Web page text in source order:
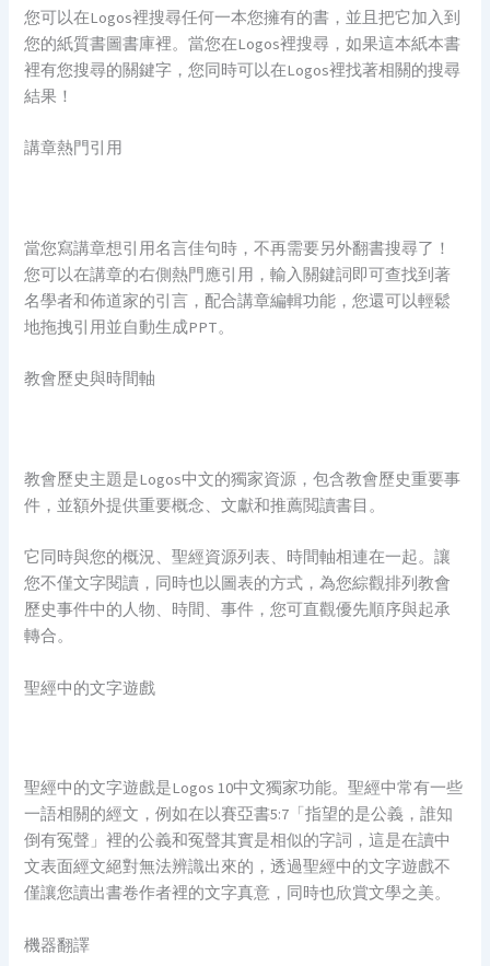
您可以在Logos裡搜尋任何一本您擁有的書，並且把它加入到
您的紙質書圖書庫裡。當您在Logos裡搜尋，如果這本紙本書
裡有您搜尋的關鍵字，您同時可以在Logos裡找著相關的搜尋
結果！
講章熱門引用
當您寫講章想引用名言佳句時，不再需要另外翻書搜尋了！
您可以在講章的右側熱門應引用，輸入關鍵詞即可查找到著
名學者和佈道家的引言，配合講章編輯功能，您還可以輕鬆
地拖拽引用並自動生成PPT。
教會歷史與時間軸
教會歷史主題是Logos中文的獨家資源，包含教會歷史重要事
件，並額外提供重要概念、文獻和推薦閲讀書目。
它同時與您的概況、聖經資源列表、時間軸相連在一起。讓
您不僅文字閱讀，同時也以圖表的方式，為您綜觀排列教會
歷史事件中的人物、時間、事件，您可直觀優先順序與起承
轉合。
聖經中的文字遊戲
聖經中的文字遊戲是Logos 10中文獨家功能。聖經中常有一些
一語相關的經文，例如在以賽亞書5:7「指望的是公義，誰知
倒有冤聲」裡的公義和冤聲其實是相似的字詞，這是在讀中
文表面經文絕對無法辨識出來的，透過聖經中的文字遊戲不
僅讓您讀出書卷作者裡的文字真意，同時也欣賞文學之美。
機器翻譯